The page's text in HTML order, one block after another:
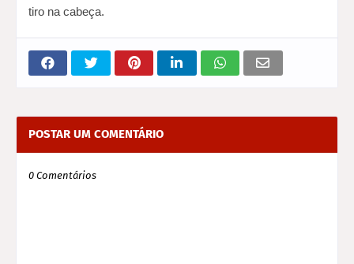
tiro na cabeça.
POSTAR UM COMENTÁRIO
0 Comentários